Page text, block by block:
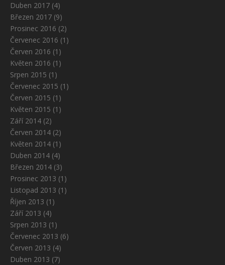
Duben 2017 (4)
Březen 2017 (9)
Prosinec 2016 (2)
Červenec 2016 (1)
Červen 2016 (1)
Květen 2016 (1)
Srpen 2015 (1)
Červenec 2015 (1)
Červen 2015 (1)
Květen 2015 (1)
Září 2014 (2)
Červen 2014 (2)
Květen 2014 (1)
Duben 2014 (4)
Březen 2014 (3)
Prosinec 2013 (1)
Listopad 2013 (1)
Říjen 2013 (1)
Září 2013 (4)
Srpen 2013 (1)
Červenec 2013 (6)
Červen 2013 (4)
Duben 2013 (7)